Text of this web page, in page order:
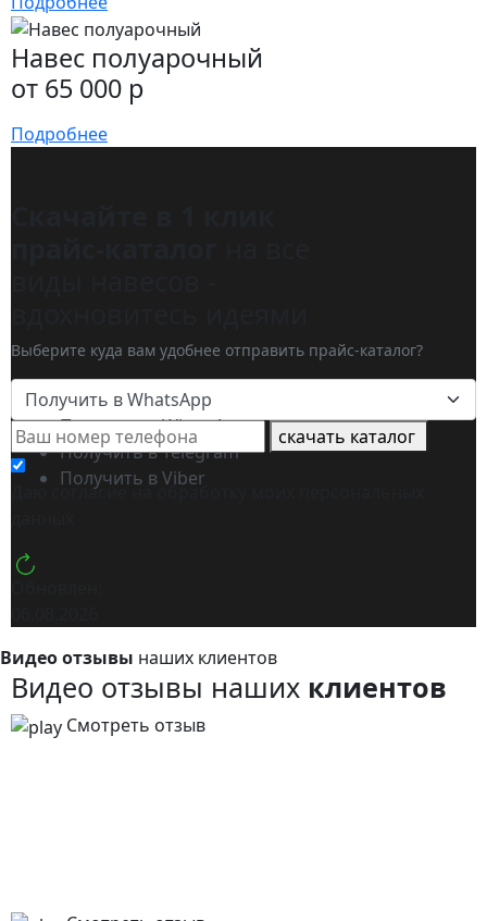
Навес полуарочный
от 65 000 р
Подробнее
Выберите куда вам удобнее отправить прайс-каталог?
Получить в WhatsApp
Получить в WhatsApp
Получить в Telegram
Получить в Viber
скачать каталог
Даю согласие на обработку моих
Видео отзывы наших клиентов
Видео отзывы наших клиентов
Смотреть отзыв